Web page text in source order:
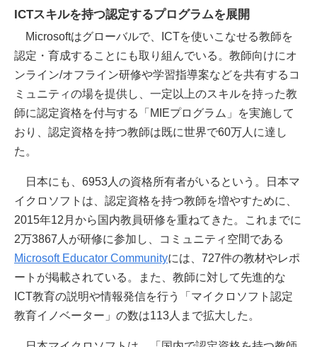
ICTスキルを持つ認定するプログラムを展開
Microsoftはグローバルで、ICTを使いこなせる教師を
認定・育成することにも取り組んでいる。教師向けにオ
ンライン/オフライン研修や学習指導案などを共有するコ
ミュニティの場を提供し、一定以上のスキルを持った教
師に認定資格を付与する「MIEプログラム」を実施して
おり、認定資格を持つ教師は既に世界で60万人に達し
た。
日本にも、6953人の資格所有者がいるという。日本マ
イクロソフトは、認定資格を持つ教師を増やすために、
2015年12月から国内教員研修を重ねてきた。これまでに
2万3867人が研修に参加し、コミュニティ空間である
Microsoft Educator Communityには、727件の教材やレポ
ートが掲載されている。また、教師に対して先進的な
ICT教育の説明や情報発信を行う「マイクロソフト認定
教育イノベーター」の数は113人まで拡大した。